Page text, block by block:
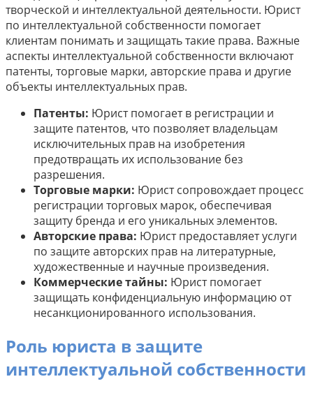
творческой и интеллектуальной деятельности. Юрист
по интеллектуальной собственности помогает
клиентам понимать и защищать такие права. Важные
аспекты интеллектуальной собственности включают
патенты, торговые марки, авторские права и другие
объекты интеллектуальных прав.
Патенты: Юрист помогает в регистрации и
защите патентов, что позволяет владельцам
исключительных прав на изобретения
предотвращать их использование без
разрешения.
Торговые марки: Юрист сопровождает процесс
регистрации торговых марок, обеспечивая
защиту бренда и его уникальных элементов.
Авторские права: Юрист предоставляет услуги
по защите авторских прав на литературные,
художественные и научные произведения.
Коммерческие тайны: Юрист помогает
защищать конфиденциальную информацию от
несанкционированного использования.
Роль юриста в защите
интеллектуальной собственности